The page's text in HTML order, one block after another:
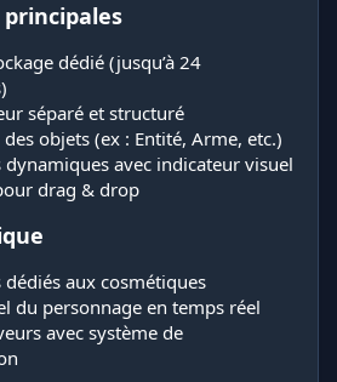
dédié (jusqu’à 24
séparé et structuré
objets (ex : Entité, Arme, etc.)
dynamiques avec indicateur visuel
drag & drop
dédiés aux cosmétiques
du personnage en temps réel
avec système de